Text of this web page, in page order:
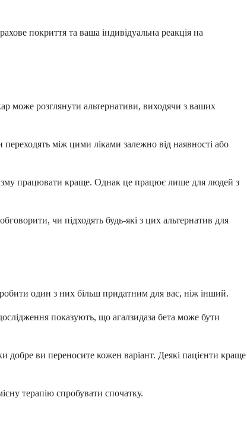
покриття та ваша індивідуальна реакція на
може розглянути альтернативи, виходячи з ваших
між цими ліками залежно від наявності або
працювати краще. Однак це працює лише для людей з
чи підходять будь-які з цих альтернатив для
один з них більш придатним для вас, ніж інший.
показують, що агалзидаза бета може бути
добре ви переносите кожен варіант. Деякі пацієнти краще
терапію спробувати спочатку.